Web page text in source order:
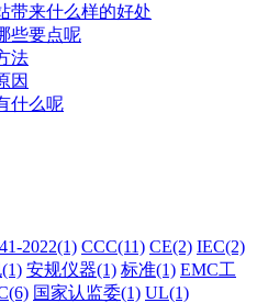
带来什么样的好处
些要点呢
法
因
什么呢
2022(1) CCC(11) CE(2) IEC(2)
安规仪器(1) 标准(1) EMC工
国家认监委(1) UL(1)